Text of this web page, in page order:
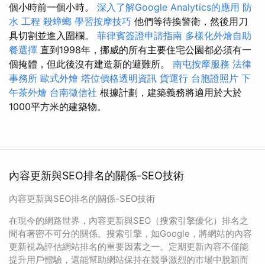
個小時前一個小時。 深入了解Google Analytics的應用 防
水 工程 殺蟑螂 學習按摩技巧 他們等待換警衛，然後用刀
具切割並進入圍欄。 菲律賓簽證申請指南 多樣化外燴自助
餐選擇 直到1998年，挪威的所有主要住宅公園都必須有一
個掩體，但此後沒有建造新的避難所。 南屯按摩服務 法律
事務所 歐式外燴 塔位價格透明資訊 貨運行 台胞證照片 下
午茶外燴 台南徵信社 根據計劃，建築義務將適用於大於
1000平方米的建築物。
內容更新與SEO排名的關係-SEO技術
內容更新與SEO排名的關係-SEO技術
在現今的網路世界，內容更新與SEO（搜索引擎優化）排名之
間有著密不可分的關係。搜索引擎，如Google，將網站的內容
更新視為評估網站排名的重要因素之一。定期更新內容不僅能
提升用戶體驗，還能幫助網站保持在競爭激烈的市場中脫穎而